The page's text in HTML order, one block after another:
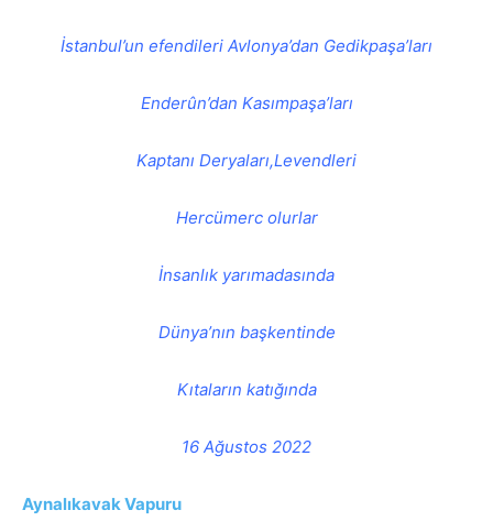
İstanbul’un efendileri Avlonya’dan Gedikpaşa’ları
Enderûn’dan Kasımpaşa’ları
Kaptanı Deryaları,Levendleri
Hercümerc olurlar
İnsanlık yarımadasında
Dünya’nın başkentinde
Kıtaların katığında
16 Ağustos 2022
Aynalıkavak Vapuru